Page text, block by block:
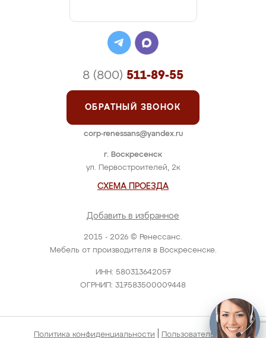
2015 - 2026 © Ренессанс.
Мебель от производителя в Воскресенске.
ИНН: 580313642057
ОГРНИП: 317583500009448
г. Воскресенск
ул. Первостроителей, 2к
СХЕМА ПРОЕЗДА
Добавить в избранное
8 (800) 511-89-55
ОБРАТНЫЙ ЗВОНОК
corp-renessans@yandex.ru
Политика конфиденциальности Пользовательское